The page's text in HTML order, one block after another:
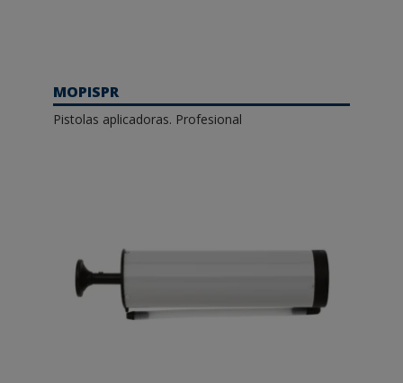
MOPISPR
Pistolas aplicadoras. Profesional